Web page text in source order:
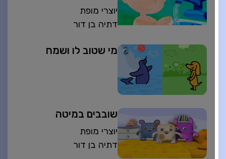
יוצרי מופת
דתיה בן דור
מי שטוב לו ושמח
שובבים במיטה
יוצרי מופת
דתיה בן דור